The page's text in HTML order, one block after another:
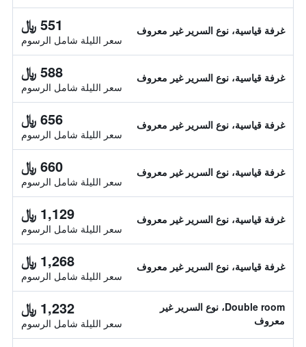
غرفة قياسية، نوع السرير غير معروف 551 ﷼
سعر الليلة شامل الرسوم
غرفة قياسية، نوع السرير غير معروف 588 ﷼
سعر الليلة شامل الرسوم
غرفة قياسية، نوع السرير غير معروف 656 ﷼
سعر الليلة شامل الرسوم
غرفة قياسية، نوع السرير غير معروف 660 ﷼
سعر الليلة شامل الرسوم
غرفة قياسية، نوع السرير غير معروف 1,129 ﷼
سعر الليلة شامل الرسوم
غرفة قياسية، نوع السرير غير معروف 1,268 ﷼
سعر الليلة شامل الرسوم
Double room، نوع السرير غير
معروف
1,232 ﷼
سعر الليلة شامل الرسوم